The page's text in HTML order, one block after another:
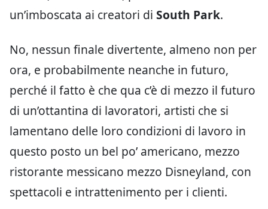
un’imboscata ai creatori di South Park.
No, nessun finale divertente, almeno non per
ora, e probabilmente neanche in futuro,
perché il fatto è che qua c’è di mezzo il futuro
di un’ottantina di lavoratori, artisti che si
lamentano delle loro condizioni di lavoro in
questo posto un bel po’ americano, mezzo
ristorante messicano mezzo Disneyland, con
spettacoli e intrattenimento per i clienti.